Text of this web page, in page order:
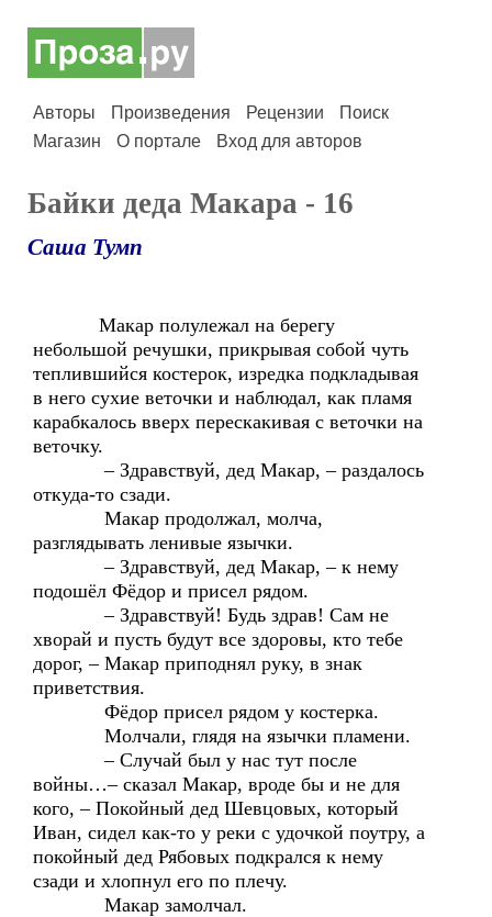
Авторы Произведения Рецензии
Поиск
Магазин
О портале Вход для авторов
Байки деда Макара - 16
Саша Тумп
Макар полулежал на берегу
небольшой речушки, прикрывая собой чуть
теплившийся костерок, изредка подкладывая
в него сухие веточки и наблюдал, как пламя
карабкалось вверх перескакивая с веточки на
веточку.
– Здравствуй, дед Макар, – раздалось
откуда-то сзади.
Макар продолжал, молча,
разглядывать ленивые язычки.
– Здравствуй, дед Макар, – к нему
подошёл Фёдор и присел рядом.
– Здравствуй! Будь здрав! Сам не
хворай и пусть будут все здоровы, кто тебе
дорог, – Макар приподнял руку, в знак
приветствия.
Фёдор присел рядом у костерка.
Молчали, глядя на язычки пламени.
– Случай был у нас тут после
войны…– сказал Макар, вроде бы и не для
кого, – Покойный дед Шевцовых, который
Иван, сидел как-то у реки с удочкой поутру, а
покойный дед Рябовых подкрался к нему
сзади и хлопнул его по плечу.
Макар замолчал.